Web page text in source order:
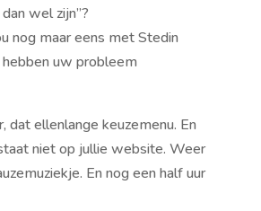
wel zijn”?
nog maar eens met Stedin
uw probleem
dat ellenlange keuzemenu. En
niet op jullie website. Weer
En nog een half uur